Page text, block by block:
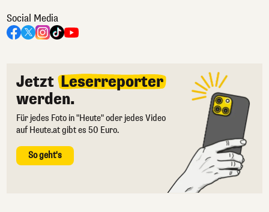
Social Media
Jetzt Leserreporter
werden.
Für jedes Foto in "Heute" oder jedes Video
auf Heute.at gibt es 50 Euro.
So geht's